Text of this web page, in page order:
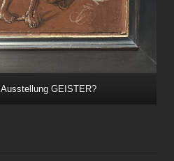
GEISTER?